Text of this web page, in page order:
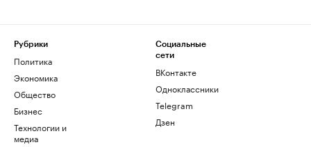
Рубрики
Политика
Экономика
Общество
Бизнес
Технологии и
медиа
Социальные
сети
ВКонтакте
Одноклассники
Telegram
Дзен